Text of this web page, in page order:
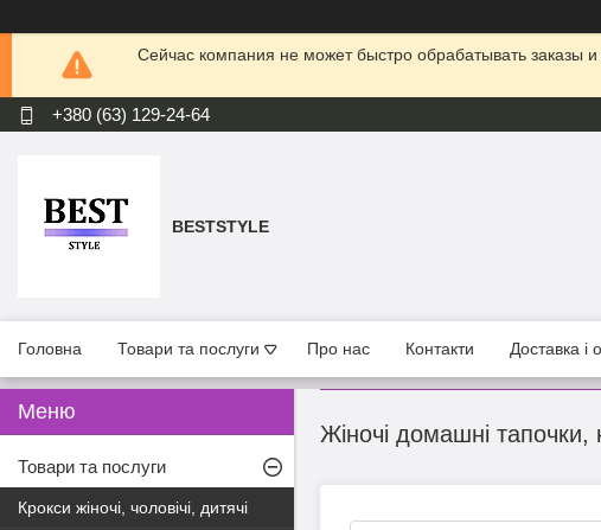
Сейчас компания не может быстро обрабатывать заказы
+380 (63) 129-24-64
BESTSTYLE
Головна Товари та послуги Про нас Контакти Доставка і
Жіночі домашні тапочки,
Товари та послуги
Крокси жіночі, чоловічі, дитячі